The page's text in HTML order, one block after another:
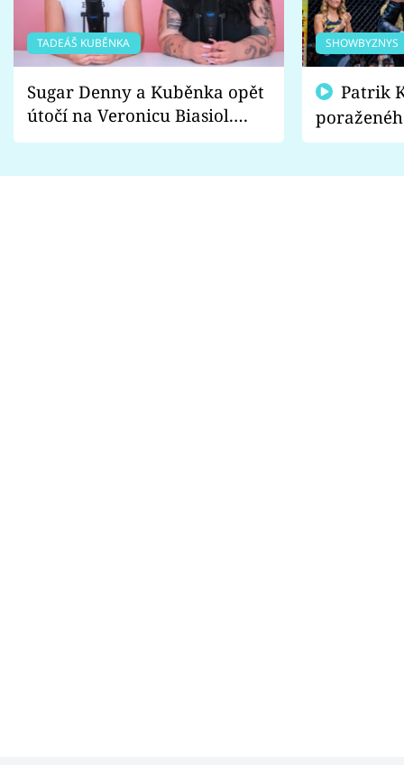
TADEÁŠ KUBĚNKA
Sugar Denny a Kuběnka opět
útočí na Veronicu Biasiol.
Proč je podle nich falešná a
SHOWBYZNYS
fanoušci